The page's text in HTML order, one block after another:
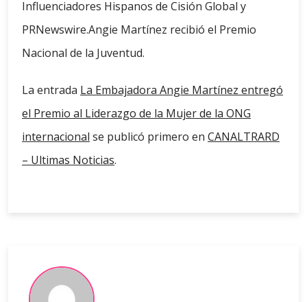
Influenciadores Hispanos de Cisión Global y
PRNewswire.Angie Martínez recibió el Premio
Nacional de la Juventud.
La entrada La Embajadora Angie Martínez entregó
el Premio al Liderazgo de la Mujer de la ONG
internacional se publicó primero en CANALTRARD
– Ultimas Noticias.